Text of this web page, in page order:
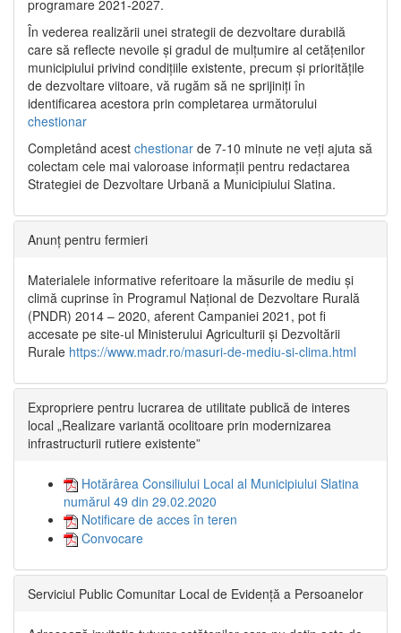
programare 2021-2027.
În vederea realizării unei strategii de dezvoltare durabilă
care să reflecte nevoile și gradul de mulțumire al cetățenilor
municipiului privind condițiile existente, precum și prioritățile
de dezvoltare viitoare, vă rugăm să ne sprijiniți în
identificarea acestora prin completarea următorului
chestionar
Completând acest chestionar de 7-10 minute ne veți ajuta să
colectam cele mai valoroase informații pentru redactarea
Strategiei de Dezvoltare Urbană a Municipiului Slatina.
Anunț pentru fermieri
Materialele informative referitoare la măsurile de mediu și
climă cuprinse în Programul Național de Dezvoltare Rurală
(PNDR) 2014 – 2020, aferent Campaniei 2021, pot fi
accesate pe site-ul Ministerului Agriculturii și Dezvoltării
Rurale https://www.madr.ro/masuri-de-mediu-si-clima.html
Expropriere pentru lucrarea de utilitate publică de interes
local „Realizare variantă ocolitoare prin modernizarea
infrastructurii rutiere existente”
Hotărârea Consiliului Local al Municipiului Slatina
numărul 49 din 29.02.2020
Notificare de acces în teren
Convocare
Serviciul Public Comunitar Local de Evidență a Persoanelor